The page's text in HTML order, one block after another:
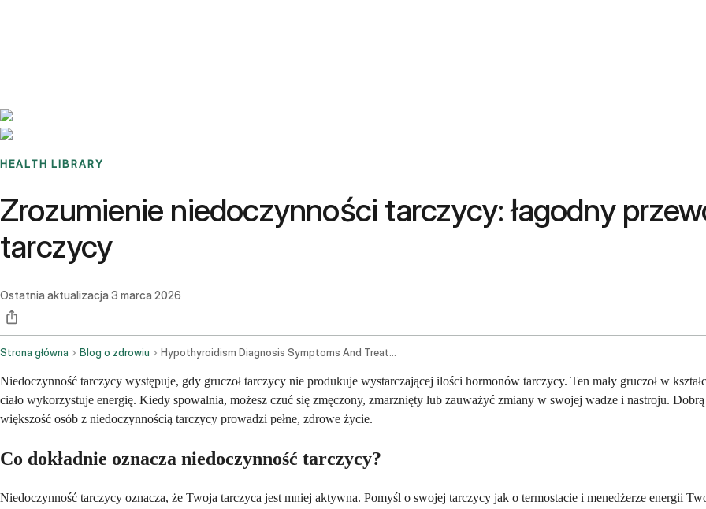
HEALTH LIBRARY
Zrozumienie niedoczynności tarczycy: łagodny
tarczycy
Ostatnia aktualizacja 3 marca 2026
Strona główna Blog o zdrowiu Hypothyroidism Diagnosis Symptoms And Treatment Plan
Niedoczynność tarczycy występuje, gdy gruczoł tarczycy nie produkuje wystarczającej ilości hormonów tarczycy. Ten mały gruczoł w
ciało wykorzystuje energię. Kiedy spowalnia, możesz czuć się zmęczony, zmarznięty lub zauważyć zmiany w swojej wadze i nastroju.
większość osób z niedoczynnością tarczycy prowadzi pełne, zdrowe życie.
Co dokładnie oznacza niedoczynność tarczycy?
Niedoczynność tarczycy oznacza, że Twoja tarczyca jest mniej aktywna. Pomyśl o swojej tarczycy jak o termostacie i menedżerze energii